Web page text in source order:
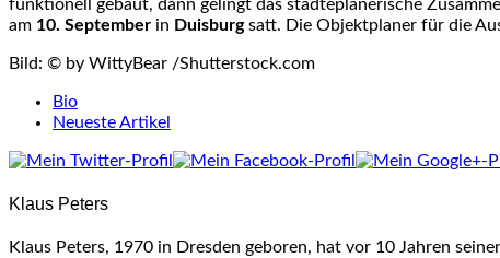
funktionell gebaut, dann gelingt das städteplanerische
am 10. September in Duisburgsatt. Die Objektplaner für die
Bild: © by WittyBear /Shutterstock.com
following
tabs
content
Bio
Neueste Artikel
Klaus Peters
Klaus Peters, 1970 in Dresden geboren, hat vor 10 Jahren